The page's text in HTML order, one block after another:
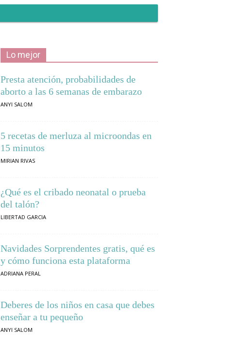
Lo mejor
Presta atención, probabilidades de
aborto a las 6 semanas de embarazo
ANYI SALOM
5 recetas de merluza al microondas en
15 minutos
MIRIAN RIVAS
¿Qué es el cribado neonatal o prueba
del talón?
LIBERTAD GARCIA
Navidades Sorprendentes gratis, qué es
y cómo funciona esta plataforma
ADRIANA PERAL
Deberes de los niños en casa que debes
enseñar a tu pequeño
ANYI SALOM